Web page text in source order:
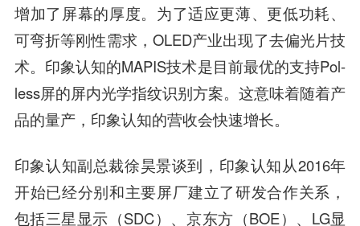
增加了屏幕的厚度。为了适应更薄、更低功耗、
可弯折等刚性需求，OLED产业出现了去偏光片技
术。印象认知的MAPIS技术是目前最优的支持Pol-
less屏的屏内光学指纹识别方案。这意味着随着产
品的量产，印象认知的营收会快速增长。
印象认知副总裁徐昊景谈到，印象认知从2016年
开始已经分别和主要屏厂建立了研发合作关系，
包括三星显示（SDC）、京东方 （BOE）、LG显